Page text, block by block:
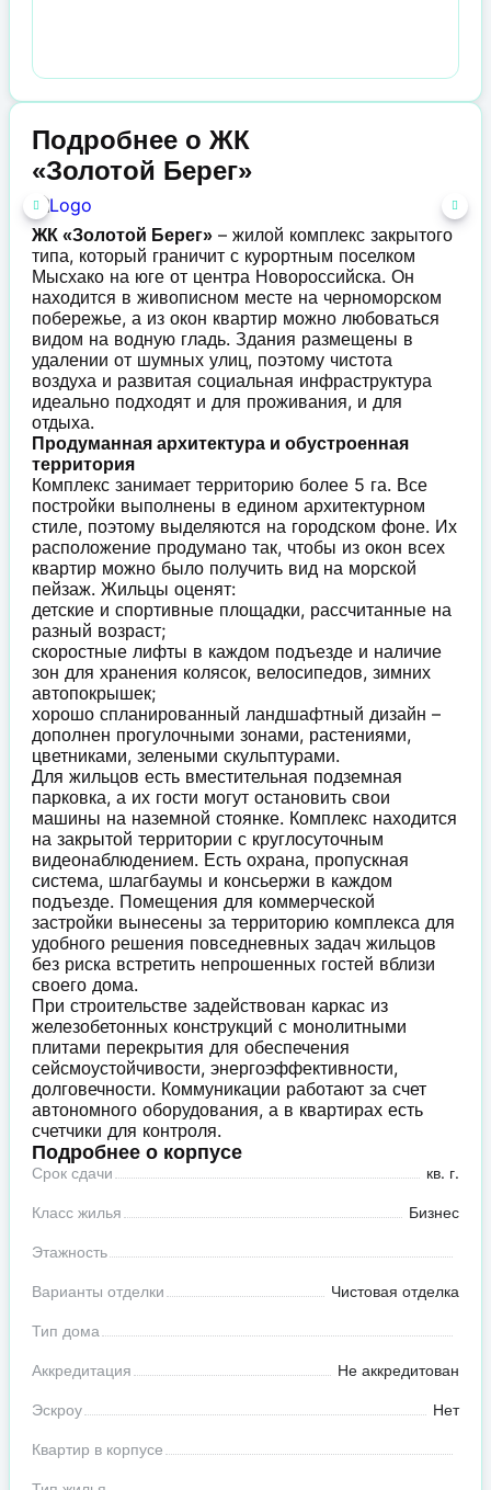
Подробнее о ЖК
«Золотой Берег»
ЖК «Золотой Берег» – жилой комплекс закрытого
типа, который граничит с курортным поселком
Мысхако на юге от центра Новороссийска. Он
находится в живописном месте на черноморском
побережье, а из окон квартир можно любоваться
видом на водную гладь. Здания размещены в
удалении от шумных улиц, поэтому чистота
воздуха и развитая социальная инфраструктура
идеально подходят и для проживания, и для
отдыха.
Продуманная архитектура и обустроенная
территория
Комплекс занимает территорию более 5 га. Все
постройки выполнены в едином архитектурном
стиле, поэтому выделяются на городском фоне. Их
расположение продумано так, чтобы из окон всех
квартир можно было получить вид на морской
пейзаж. Жильцы оценят:
детские и спортивные площадки, рассчитанные на
разный возраст;
скоростные лифты в каждом подъезде и наличие
зон для хранения колясок, велосипедов, зимних
автопокрышек;
хорошо спланированный ландшафтный дизайн –
дополнен прогулочными зонами, растениями,
цветниками, зелеными скульптурами.
Для жильцов есть вместительная подземная
парковка, а их гости могут остановить свои
машины на наземной стоянке. Комплекс находится
на закрытой территории с круглосуточным
видеонаблюдением. Есть охрана, пропускная
система, шлагбаумы и консьержи в каждом
подъезде. Помещения для коммерческой
застройки вынесены за территорию комплекса для
удобного решения повседневных задач жильцов
без риска встретить непрошенных гостей вблизи
своего дома.
При строительстве задействован каркас из
железобетонных конструкций с монолитными
плитами перекрытия для обеспечения
сейсмоустойчивости, энергоэффективности,
долговечности. Коммуникации работают за счет
автономного оборудования, а в квартирах есть
счетчики для контроля.
Подробнее о корпусе
Срок сдачи кв. г.
Класс жилья Бизнес
Этажность
Варианты отделки Чистовая отделка
Тип дома
Аккредитация Не аккредитован
Эскроу Нет
Квартир в корпусе